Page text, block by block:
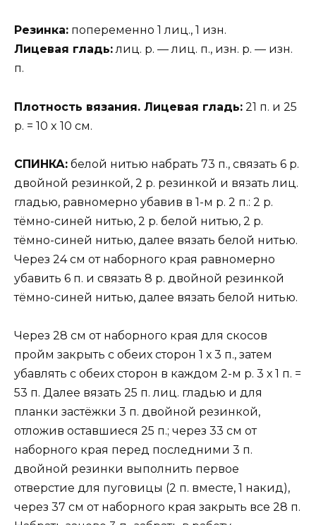
Резинка: попеременно 1 лиц., 1 изн.
Лицевая гладь:лиц. р. — лиц. п., изн. р. — изн.
п.
Плотность вязания. Лицевая гладь: 21 п. и 25
р. = 10 x 10 см.
СПИНКА: белой нитью набрать 73 п., связать 6 р.
двойной резинкой, 2 р. резинкой и вязать лиц.
гладью, равномерно убавив в 1-м р. 2 п.: 2 р.
тёмно-синей нитью, 2 р. белой нитью, 2 р.
тёмно-синей нитью, далее вязать белой нитью.
Через 24 см от наборного края равномерно
убавить 6 п. и связать 8 р. двойной резинкой
тёмно-синей нитью, далее вязать белой нитью.
Через 28 см от наборного края для скосов
пройм закрыть с обеих сторон 1 х 3 п., затем
убавлять с обеих сторон в каждом 2-м р. 3 х 1 п. =
53 п. Далее вязать 25 п. лиц. гладью и для
планки застёжки 3 п. двойной резинкой,
отложив оставшиеся 25 п.; через 33 см от
наборного края перед последними 3 п.
двойной резинки выполнить первое
отверстие для пуговицы (2 п. вместе, 1 накид),
через 37 см от наборного края закрыть все 28 п.